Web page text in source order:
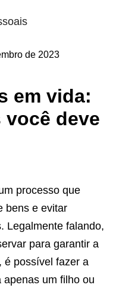
de 2023
em vida:
deve
processo que
bens e evitar
Legalmente falando,
para garantir a
é possível fazer a
um filho ou